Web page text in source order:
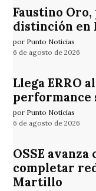
Faustino
distinción en
por Punto Noticias
6 de agosto de 2026
Llega ERRO
performance
por Punto Noticias
6 de agosto de 2026
OSSE
completar
Martillo